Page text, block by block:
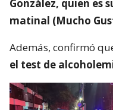
González, quien es
matinal (Mucho
Además, confirmó
el test de